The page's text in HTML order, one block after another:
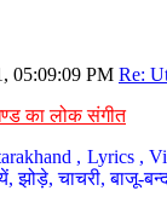
05:09:09 PM Re:
का लोक संगीत
, Lyrics ,
झोड़े, चाचरी,